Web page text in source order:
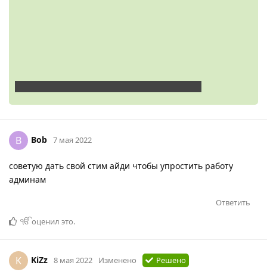
B Bob 7 мая 2022
советую дать свой стим айди чтобы упростить работу
админам
Ответить
ੴоценил это.
K KiZz 8 мая 2022 Изменено Решено